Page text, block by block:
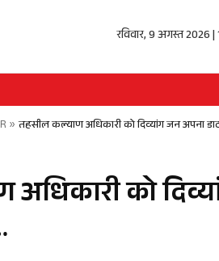
रविवार, 9 अगस्त 2026 |
» तहसील कल्याण अधिकारी को दिव्यांग जन अपना
को